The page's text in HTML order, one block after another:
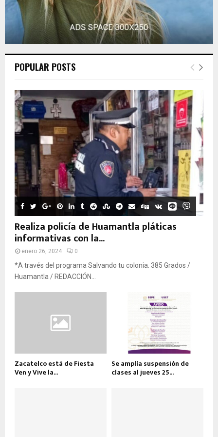
POPULAR POSTS
Realiza policía de Huamantla pláticas
informativas con la...
enero 26, 2024 0
*A través del programa Salvando tu colonia. 385 Grados /
Huamantla / REDACCIÓN...
Zacatelco está de Fiesta
Ven y Vive la...
Se amplía suspensión de
clases al jueves 25...